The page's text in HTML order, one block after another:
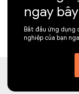
ngay
Bắt đầu ứng dụng
nghiệp của bạn